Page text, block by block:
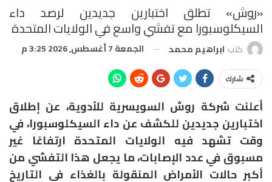
«روش» تطلق اختبارين جديدين لرصد داء
السيكلوسبورا مع تفشي واسع في الولايات المتحدة
كتب ابراهيم محمد الجمعة 7 أغسطس, 2026 3:25 م
شارك
أعلنت شركة روش السويسرية للأدوية، عن إطلاق
اختبارين جديدين للكشف عن داء السيكلوسبورا، في
وقت تشهد فيه الولايات المتحدة ارتفاعًا غير
مسبوق في عدد الإصابات، ما يجعل هذا التفشي من
أكبر حالات الأمراض المنقولة بالغذاء في التاريخ